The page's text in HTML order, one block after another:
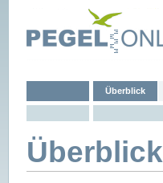
Überblick
Überblick